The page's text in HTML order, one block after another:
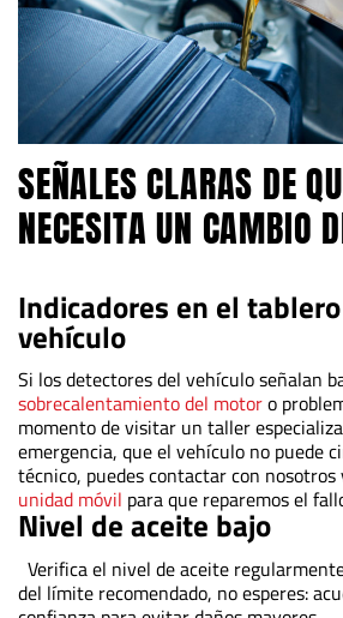
SEÑALES CLARAS DE
NECESITA UN CAMBIO
Indicadores en el
vehículo
Si los detectores del vehículo señalan
sobrecalentamiento del motoro
momento de visitar un taller
emergencia, que el vehículo no puede
técnico, puedes contactar con
unidad móvil para que reparemos el
Nivel de aceite bajo
Verifica el nivel de aceite
del límite recomendado, no esperes: